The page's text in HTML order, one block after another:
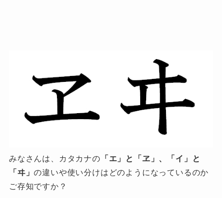
みなさんは、カタカナの 「エ」と「ヱ」、「イ」と
「ヰ」の違いや使い分けはどのようになっているのか
ご存知ですか？